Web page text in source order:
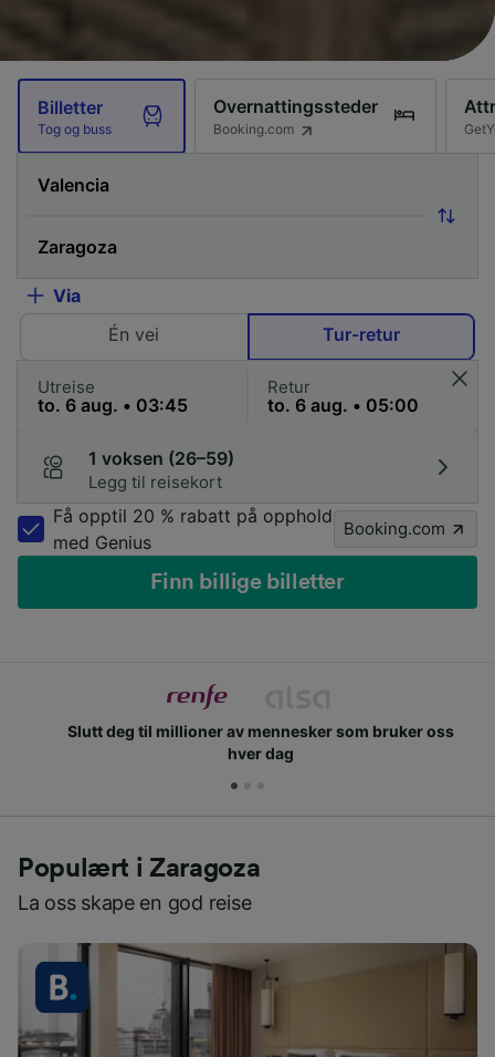
Billetter
Tog og buss
Overnattingssteder
Booking.com
Via
Én vei
Tur-retur
Utreise Retur
1 voksen (26–59)
Legg til reisekort
Få opptil 20 % rabatt på opphold
med Genius
Booking.com
Finn billige billetter
Slutt deg til millioner av mennesker som bruker oss
hver dag
Populært i Zaragoza
La oss skape en god reise